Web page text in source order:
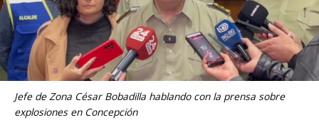
Jefe de Zona César Bobadilla hablando con la prensa sobre
explosiones en Concepción